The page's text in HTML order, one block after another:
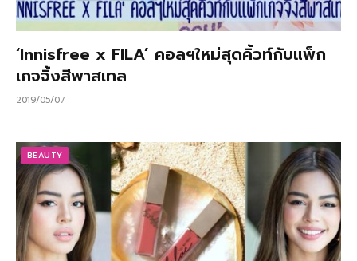
‘Innisfree x FILA’ คอลฯใหม่สุดคิ้วท์กับแพ็ก
เกจจิ้งสีพาสเทล
2019/05/07
BEAUTY